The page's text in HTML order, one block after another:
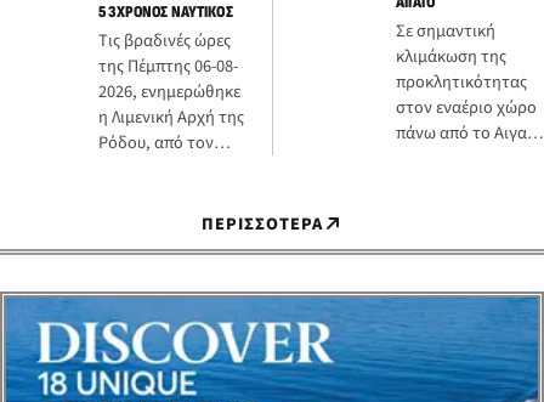
53ΧΡΟΝΟΣ ΝΑΥΤΙΚΌΣ
Τις βραδινές ώρες
της Πέμπτης 06-08-
2026, ενημερώθηκε
η Λιμενική Αρχή της
Ρόδου, από τον
οχηματαγωγού (Φ/
Γ-Ο/Γ) πλοίου…
Σε σημαντική
κλιμάκωση της
προκλητικότητας
στον εναέριο χώρο
πάνω από το Αιγαίο
ΠΕΡΙΣΣΟΤΕΡΑ